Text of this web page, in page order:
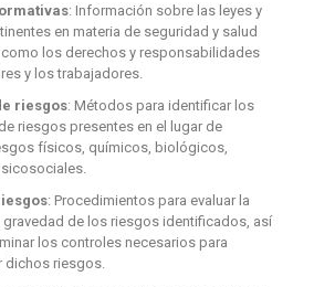
: Información sobre las leyes y
en materia de seguridad y salud
los derechos y responsabilidades
y los trabajadores.
riesgos: Métodos para identificar los
riesgos presentes en el lugar de
físicos, químicos, biológicos,
: Procedimientos para evaluar la
de los riesgos identificados, así
los controles necesarios para
dichos riesgos.